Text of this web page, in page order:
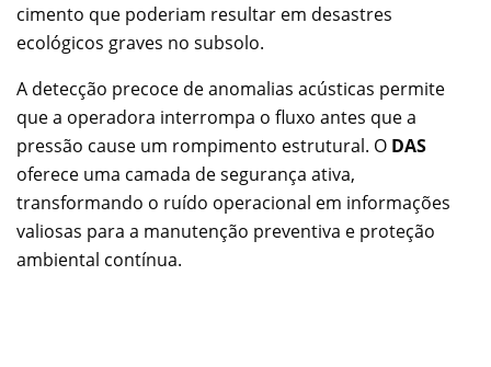
cimento que poderiam resultar em desastres
ecológicos graves no subsolo.
A detecção precoce de anomalias acústicas permite
que a operadora interrompa o fluxo antes que a
pressão cause um rompimento estrutural. O DAS
oferece uma camada de segurança ativa,
transformando o ruído operacional em informações
valiosas para a manutenção preventiva e proteção
ambiental contínua.